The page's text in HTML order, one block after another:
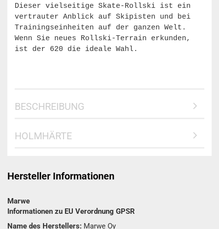
Dieser vielseitige Skate-Rollski ist ein
vertrauter Anblick auf Skipisten und bei
Trainingseinheiten auf der ganzen Welt.
Wenn Sie neues Rollski-Terrain erkunden,
ist der 620 die ideale Wahl.
BESCHREIBUNG
HOLMHÄRTE
Hersteller Informationen
Marwe
Informationen zu EU Verordnung GPSR
Name des Herstellers: Marwe Oy